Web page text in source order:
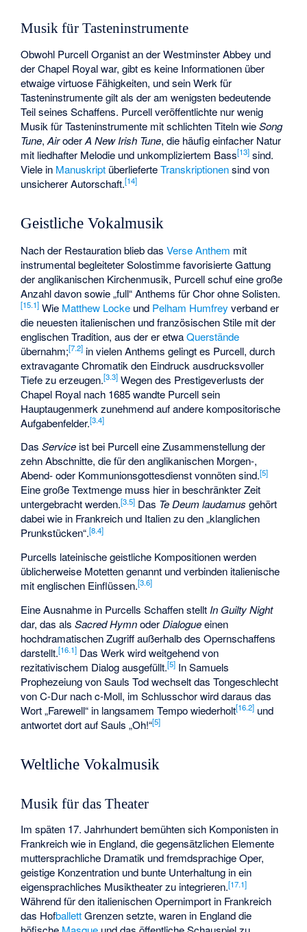
Musik für Tasteninstrumente
Obwohl Purcell Organist an der Westminster Abbey und
der Chapel Royal war, gibt es keine Informationen über
etwaige virtuose Fähigkeiten, und sein Werk für
Tasteninstrumente gilt als der am wenigsten bedeutende
Teil seines Schaffens. Purcell veröffentlichte nur wenig
Musik für Tasteninstrumente mit schlichten Titeln wieSong
Tune,AiroderA New Irish Tune, die häufig einfacher Natur
mit liedhafter Melodie und unkompliziertem Bass[13] sind.
Viele in Manuskript überlieferteTranskriptionensind von
unsicherer Autorschaft.[14]
Geistliche Vokalmusik
Nach der Restauration blieb dasVerse Anthem mit
instrumental begleiteter Solostimme favorisierte Gattung
der anglikanischen Kirchenmusik, Purcell schuf eine große
Anzahl davon sowie „full“ Anthems für Chor ohne Solisten.
[15.1] Wie Matthew Locke und Pelham Humfrey verband er
die neuesten italienischen und französischen Stile mit der
englischen Tradition, aus der er etwaQuerstände
übernahm;[7.2] in vielen Anthems gelingt es Purcell, durch
extravagante Chromatik den Eindruck ausdrucksvoller
Tiefe zu erzeugen.[3.3] Wegen des Prestigeverlusts der
Chapel Royal nach 1685 wandte Purcell sein
Hauptaugenmerk zunehmend auf andere kompositorische
Aufgabenfelder.[3.4]
DasService ist bei Purcell eine Zusammenstellung der
zehn Abschnitte, die für den anglikanischen Morgen-,
Abend- oder Kommunionsgottesdienst vonnöten sind.[5]
Eine große Textmenge muss hier in beschränkter Zeit
untergebracht werden.[3.5] Das Te Deum laudamus gehört
dabei wie in Frankreich und Italien zu den „klanglichen
Prunkstücken“.[8.4]
Purcells lateinische geistliche Kompositionen werden
üblicherweise Motetten genannt und verbinden italienische
mit englischen Einflüssen.[3.6]
Eine Ausnahme in Purcells Schaffen stellt In Guilty Night
dar, das alsSacred HymnoderDialogueeinen
hochdramatischen Zugriff außerhalb des Opernschaffens
darstellt.[16.1] Das Werk wird weitgehend von
rezitativischem Dialog ausgefüllt.[5] In Samuels
Prophezeiung von Sauls Tod wechselt das Tongeschlecht
von C-Dur nach c-Moll, im Schlusschor wird daraus das
Wort „Farewell“ in langsamem Tempo wiederholt[16.2] und
antwortet dort auf Sauls „Oh!“[5]
Weltliche Vokalmusik
Musik für das Theater
Im späten 17. Jahrhundert bemühten sich Komponisten in
Frankreich wie in England, die gegensätzlichen Elemente
muttersprachliche Dramatik und fremdsprachige Oper,
geistige Konzentration und bunte Unterhaltung in ein
eigensprachliches Musiktheater zu integrieren.[17.1]
Während für den italienischen Opernimport in Frankreich
das HofballettGrenzen setzte, waren in England die